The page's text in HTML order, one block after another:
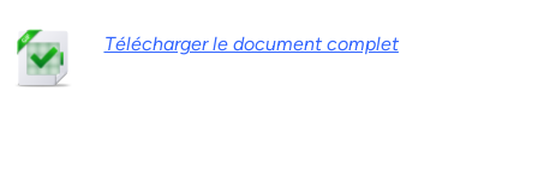
Télécharger le document complet